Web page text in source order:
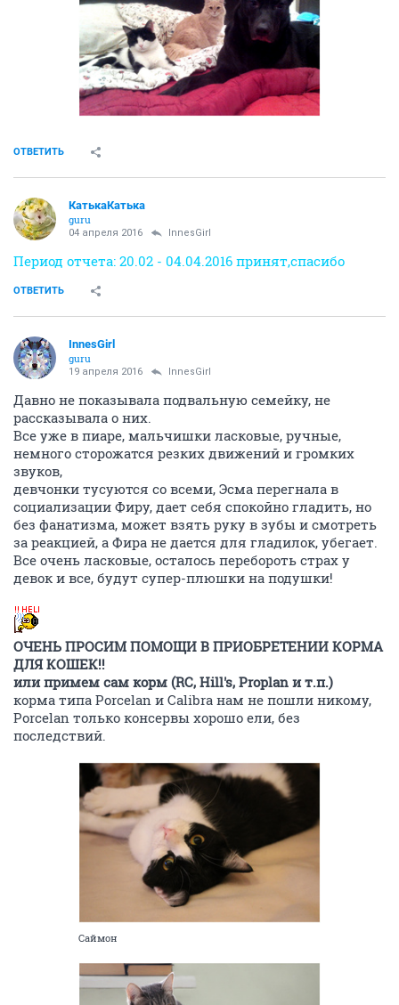
ОТВЕТИТЬ
КатькаКатька
guru
04 апреля 2016 InnesGirl
Период отчета: 20.02 - 04.04.2016 принят,спасибо
ОТВЕТИТЬ
InnesGirl
guru
19 апреля 2016 InnesGirl
Давно не показывала подвальную семейку, не
рассказывала о них.
Все уже в пиаре, мальчишки ласковые, ручные,
немного сторожатся резких движений и громких
звуков,
девчонки тусуются со всеми, Эсма перегнала в
социализации Фиру, дает себя спокойно гладить, но
без фанатизма, может взять руку в зубы и смотреть
за реакцией, а Фира не дается для гладилок, убегает.
Все очень ласковые, осталось перебороть страх у
девок и все, будут супер-плюшки на подушки!
ОЧЕНЬ ПРОСИМ ПОМОЩИ В ПРИОБРЕТЕНИИ КОРМА
ДЛЯ КОШЕК!!
или примем сам корм (RC, Hill's, Proplan и т.п.)
корма типа Porcelan и Calibra нам не пошли никому,
Porcelan только консервы хорошо ели, без
последствий.
Саймон